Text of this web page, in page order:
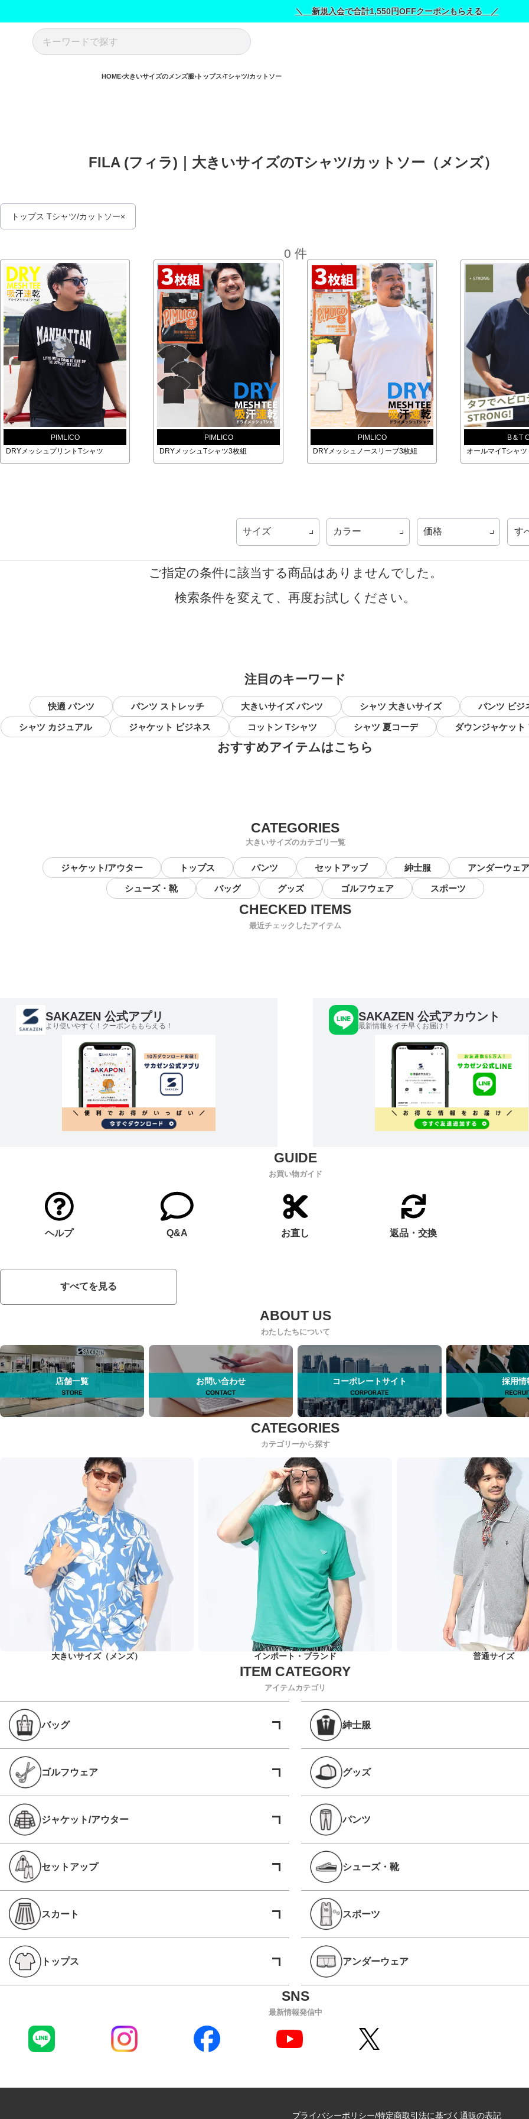
＼ 新規入会で合計1,550円OFFクーポンもらえる ／
HOME 大きいサイズのメンズ服 トップス Tシャツ/カットソー
FILA (フィラ)｜大きいサイズのTシャツ/カットソー（メンズ）
トップス Tシャツ/カットソー
0 件
PIMLICO
DRYメッシュプリントTシャツ
PIMLICO
DRYメッシュTシャツ3枚組
PIMLICO
DRYメッシュノースリーブ3枚組
B＆T
オールマイTシャ
サイズ カラー 価格 す
ご指定の条件に該当する商品はありませんでした。
検索条件を変えて、再度お試しください。
注目のキーワード
快適 パンツ パンツ ストレッチ 大きいサイズ パンツ シャツ 大きいサイズ パンツ ビジ
シャツ カジュアル ジャケット ビジネス コットン Tシャツ シャツ 夏コーデ ダウンジャケット
おすすめアイテムはこちら
大きいサイズのカテゴリ一覧
ジャケット/アウター トップス パンツ セットアップ 紳士服 アンダーウェア
シューズ・靴 バッグ グッズ ゴルフウェア スポーツ
最近チェックしたアイテム
SAKAZEN 公式アプリ
より使いやすく！クーポンももらえる！
SAKAZEN 公式アカウント
最新情報をイチ早くお届け！
お買い物ガイド
ヘルプ Q&A お直し 返品・交換
すべてを見る
わたしたちについて
店舗一覧 お問い合わせ コーポレートサイト 採用情
カテゴリーから探す
大きいサイズ（メンズ） インポート・ブランド 普通サイズ
アイテムカテゴリ
バッグ 紳士服
ゴルフウェア グッズ
ジャケット/アウター パンツ
セットアップ シューズ・靴
スカート スポーツ
トップス アンダーウェア
最新情報発信中
プライバシーポリシー 特定商取引法に基づく通販の表記